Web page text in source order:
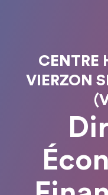
CENTRE
VIERZON